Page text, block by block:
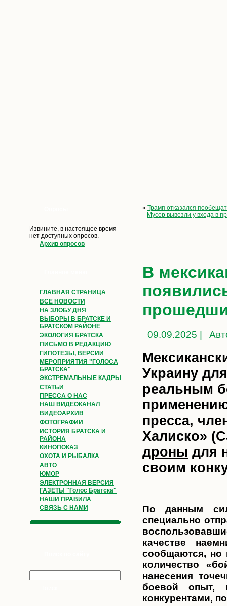
Извините, в настоящее время
нет доступных опросов.
Архив опросов
ГЛАВНАЯ СТРАНИЦА
ВСЕ НОВОСТИ
НА ЗЛОБУ ДНЯ
ВЫБОРЫ В БРАТСКЕ И
БРАТСКОМ РАЙОНЕ
ЭКОЛОГИЯ БРАТСКА
ПИСЬМО В РЕДАКЦИЮ
ГИПОТЕЗЫ, ВЕРСИИ
МЕРОПРИЯТИЯ "ГОЛОСА
БРАТСКА"
ЭКСТРЕМАЛЬНЫЕ КАДРЫ
СТАТЬИ
ПРЕССА О НАС
НАШ ВИДЕОКАНАЛ
ВИДЕОАРХИВ
ФОТОГРАФИИ
ИСТОРИЯ БРАТСКА И
РАЙОНА
КИНОПОКАЗ
ОХОТА И РЫБАЛКА
АВТО
ЮМОР
ЭЛЕКТРОННАЯ ВЕРСИЯ
ГАЗЕТЫ "Голос Братска"
НАШИ ПРАВИЛА
СВЯЗЬ С НАМИ
« Трамп отказался
Мусор вывезли у входа в
В
09.09.2025 |
Украину
реальным
пресса,
Халиско»
дроны для
своим
По данным
специально
качестве
сообщаются, но
количество
нанесения
боевой опыт,
конкурентами,